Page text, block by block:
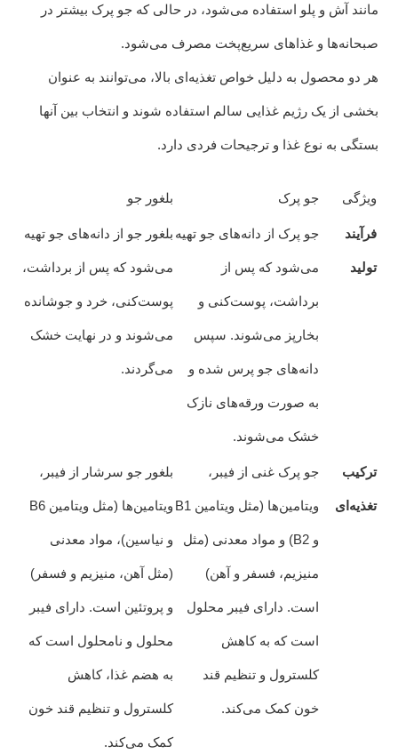
مانند آش و پلو استفاده می‌شود، در حالی که جو پرک بیشتر در
صبحانه‌ها و غذاهای سریع‌پخت مصرف می‌شود.
هر دو محصول به دلیل خواص تغذیه‌ای بالا، می‌توانند به عنوان
بخشی از یک رژیم غذایی سالم استفاده شوند و انتخاب بین آنها
بستگی به نوع غذا و ترجیحات فردی دارد.
ویژگی جو پرک بلغور جو
فرآیند
تولید
جو پرک از دانه‌های جو تهیه
می‌شود که پس از
برداشت، پوست‌کنی و
بخارپز می‌شوند. سپس
دانه‌های جو پرس شده و
به صورت ورقه‌های نازک
خشک می‌شوند.
بلغور جو از دانه‌های جو تهیه
می‌شود که پس از برداشت،
پوست‌کنی، خرد و جوشانده
می‌شوند و در نهایت خشک
می‌گردند.
ترکیب
تغذیه‌ای
جو پرک غنی از فیبر،
ویتامین‌ها (مثل ویتامین B1
و B2) و مواد معدنی (مثل
منیزیم، فسفر و آهن)
است. دارای فیبر محلول
است که به کاهش
کلسترول و تنظیم قند
خون کمک می‌کند.
بلغور جو سرشار از فیبر،
ویتامین‌ها (مثل ویتامین B6
و نیاسین)، مواد معدنی
(مثل آهن، منیزیم و فسفر)
و پروتئین است. دارای فیبر
محلول و نامحلول است که
به هضم غذا، کاهش
کلسترول و تنظیم قند خون
کمک می‌کند.